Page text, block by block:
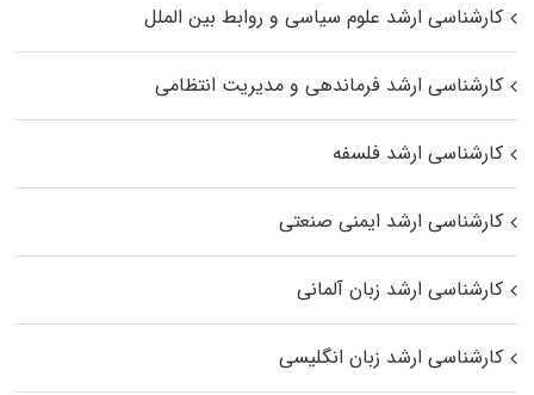
کارشناسی ارشد علوم سیاسی و روابط بین الملل
کارشناسی ارشد فرماندهی و مدیریت انتظامی
کارشناسی ارشد فلسفه
کارشناسی ارشد ایمنی صنعتی
کارشناسی ارشد زبان آلمانی
کارشناسی ارشد زبان انگلیسی